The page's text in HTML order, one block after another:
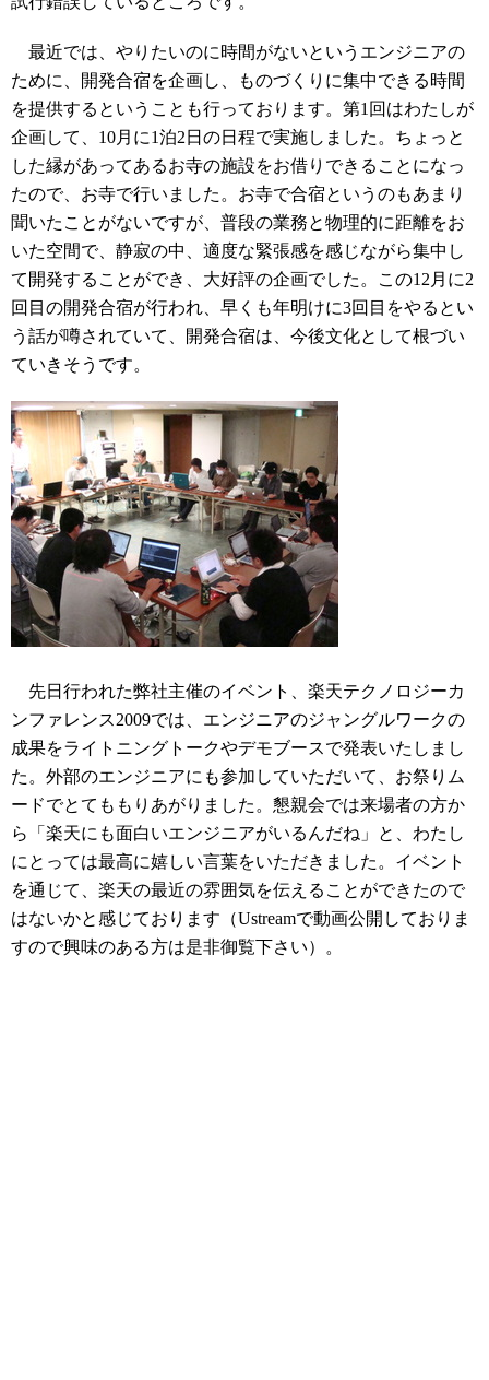
最近では、やりたいのに時間がないというエンジニアの
ために、開発合宿を企画し、ものづくりに集中できる時間
を提供するということも行っております。第1回はわたしが
企画して、10月に1泊2日の日程で実施しました。ちょっと
した縁があってあるお寺の施設をお借りできることになっ
たので、お寺で行いました。お寺で合宿というのもあまり
聞いたことがないですが、普段の業務と物理的に距離をお
いた空間で、静寂の中、適度な緊張感を感じながら集中し
て開発することができ、大好評の企画でした。この12月に2
回目の開発合宿が行われ、早くも年明けに3回目をやるとい
う話が噂されていて、開発合宿は、今後文化として根づい
ていきそうです。
先日行われた弊社主催のイベント、楽天テクノロジーカ
ンファレンス2009では、エンジニアのジャングルワークの
成果をライトニングトークやデモブースで発表いたしまし
た。外部のエンジニアにも参加していただいて、お祭りム
ードでとてももりあがりました。懇親会では来場者の方か
ら「楽天にも面白いエンジニアがいるんだね」と、わたし
にとっては最高に嬉しい言葉をいただきました。イベント
を通じて、楽天の最近の雰囲気を伝えることができたので
はないかと感じております（Ustreamで動画公開しておりま
すので興味のある方は是非御覧下さい）。